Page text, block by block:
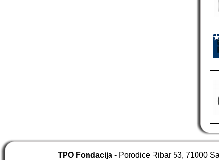
TPO Fondacija - Porodice Ribar 53, 71000